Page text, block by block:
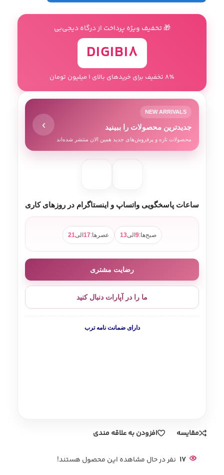
🎁 تخفیف ویژه پرداخت از درگاه دیجی‌بی
DIGIBI8
8٪ تخفیف برای خریدهای بالای 1 میلیون تومان
NEW ARRIVALS
جدیدترین محصولات را ببینید
محصولات تازه و پرفروش‌های جدید همین الان منتشر شده‌اند
›
ساعات پاسخگویی واتساپ و اینستاگرام در روزهای کاری
صبح‌ها:9 الی13 عصرها:17 الی21
رضایت مشتری
ما را در آپارات دنبال کنید
دارای ضمانت نامه ترب
مقایسه افزودن به علاقه مندی
17 نفر در حال مشاهده این محصول هستند!